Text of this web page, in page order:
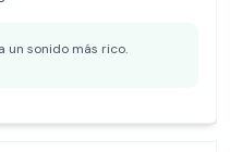
un sonido más rico.